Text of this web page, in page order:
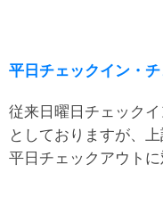
平日チェックイン・
従来日曜日チェック
としておりますが、
平日チェックアウトに